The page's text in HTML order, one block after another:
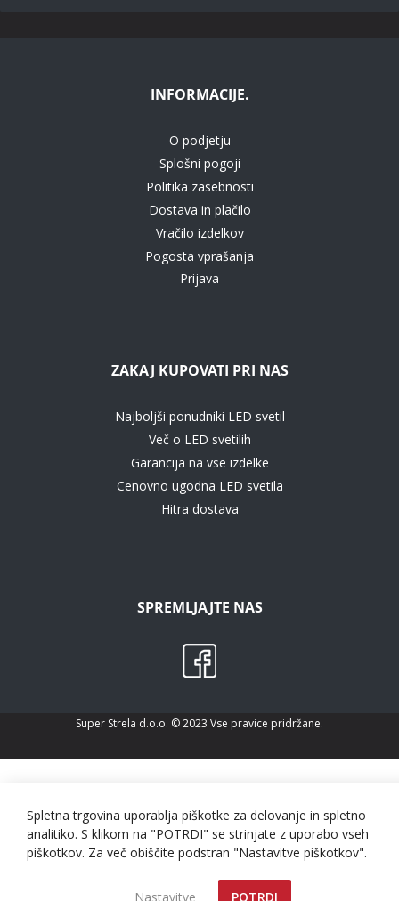
INFORMACIJE.
O podjetju
Splošni pogoji
Politika zasebnosti
Dostava in plačilo
Vračilo izdelkov
Pogosta vprašanja
Prijava
ZAKAJ KUPOVATI PRI NAS
Najboljši ponudniki LED svetil
Več o LED svetilih
Garancija na vse izdelke
Cenovno ugodna LED svetila
Hitra dostava
SPREMLJAJTE NAS
Super Strela d.o.o. © 2023 Vse pravice pridržane.
Spletna trgovina uporablja piškotke za delovanje in spletno
analitiko. S klikom na "POTRDI" se strinjate z uporabo vseh
piškotkov. Za več obiščite podstran "Nastavitve piškotkov".
Nastavitve POTRDI